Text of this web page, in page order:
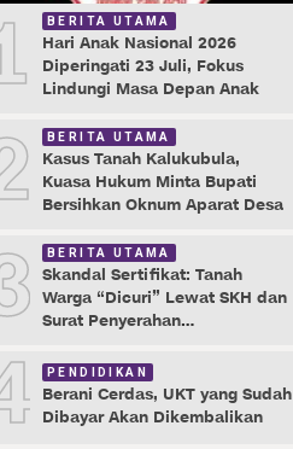
BERITA UTAMA
Hari Anak Nasional 2026
Diperingati 23 Juli, Fokus
Lindungi Masa Depan Anak
BERITA UTAMA
Kasus Tanah Kalukubula,
Kuasa Hukum Minta Bupati
Bersihkan Oknum Aparat Desa
BERITA UTAMA
Skandal Sertifikat: Tanah
Warga “Dicuri” Lewat SKH dan
Surat Penyerahan
PENDIDIKAN
Berani Cerdas, UKT yang Sudah
Dibayar Akan Dikembalikan